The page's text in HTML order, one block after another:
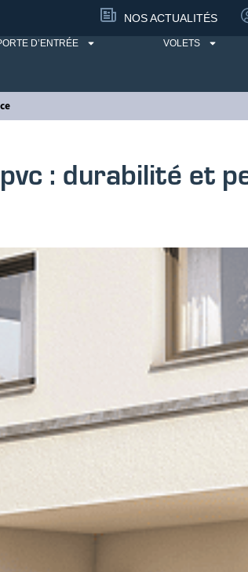
NOS ACTUALITÉS
D’ENTRÉE VOLETS
: durabilité et